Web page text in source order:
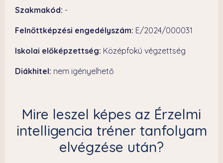
Szakmakód: -
Felnőttképzési engedélyszám: E/2024/000031
Iskolai előképzettség: Középfokú végzettség
Diákhitel: nem igényelhető
Mire leszel képes az Érzelmi
intelligencia tréner tanfolyam
elvégzése után?